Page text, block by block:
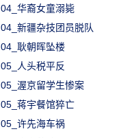
04_华裔女童溺毙
04_新疆杂技团员脱队
04_耿朝晖坠楼
05_人头税平反
05_渥京留学生惨案
05_蒋宇餐馆猝亡
05_许先海车祸